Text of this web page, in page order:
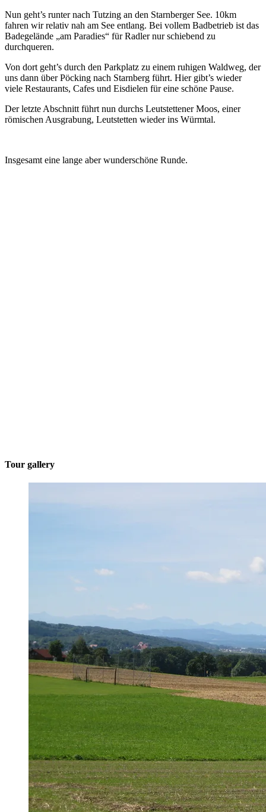
Nun geht’s runter nach Tutzing an den Starnberger See. 10km
fahren wir relativ nah am See entlang. Bei vollem Badbetrieb ist das
Badegelände „am Paradies“ für Radler nur schiebend zu
durchqueren.
Von dort geht’s durch den Parkplatz zu einem ruhigen Waldweg, der
uns dann über Pöcking nach Starnberg führt. Hier gibt’s wieder
viele Restaurants, Cafes und Eisdielen für eine schöne Pause.
Der letzte Abschnitt führt nun durchs Leutstettener Moos, einer
römischen Ausgrabung, Leutstetten wieder ins Würmtal.
Insgesamt eine lange aber wunderschöne Runde.
Tour gallery